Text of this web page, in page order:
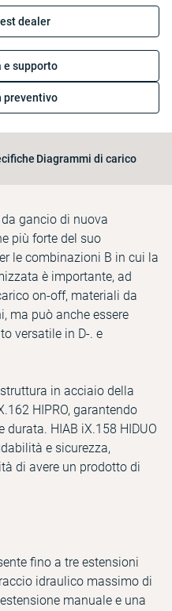
dealer
e supporto
preventivo
Diagrammi di carico
da gancio di nuova
più forte del suo
le combinazioni B in cui la
è importante, ad
on-off, materiali da
ma può anche essere
versatile in D-. e
in acciaio della
HIPRO, garantendo
HIAB iX.158 HIDUO
e sicurezza,
di avere un prodotto di
fino a tre estensioni
idraulico massimo di
manuale e una